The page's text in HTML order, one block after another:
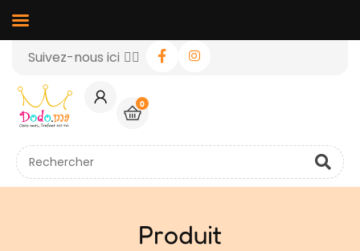
Suivez-nous ici 👉🏻
0
Produit